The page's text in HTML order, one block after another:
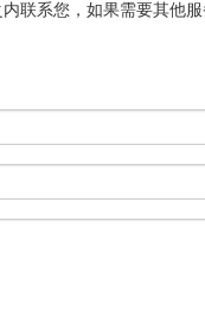
联系您，如果需要其他服